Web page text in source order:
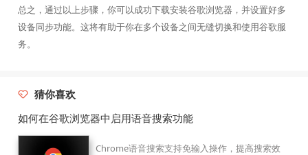
总之，通过以上步骤，你可以成功下载安装谷歌浏览器，并设置好多
设备同步功能。这将有助于你在多个设备之间无缝切换和使用谷歌服
务。
猜你喜欢
如何在谷歌浏览器中启用语音搜索功能
Chrome语音搜索支持免输入操作，提高搜索效